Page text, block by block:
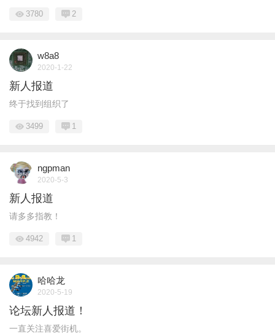
3780 2
w8a8
2020-1-22
新人报道
终于找到组织了
3499 1
ngpman
2020-5-3
新人报道
请多多指教！
4942 1
哈哈龙
2020-5-19
论坛新人报道！
一直关注喜爱街机。